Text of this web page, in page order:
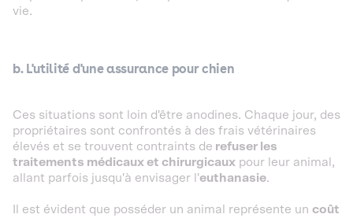
vie.
b. L'utilité d'une assurance pour chien
Ces situations sont loin d'être anodines. Chaque jour, des
propriétaires sont confrontés à des frais vétérinaires
élevés et se trouvent contraints de refuser les
traitements médicaux et chirurgicaux pour leur animal,
allant parfois jusqu'à envisager l'euthanasie.
Il est évident que posséder un animal représente un coût